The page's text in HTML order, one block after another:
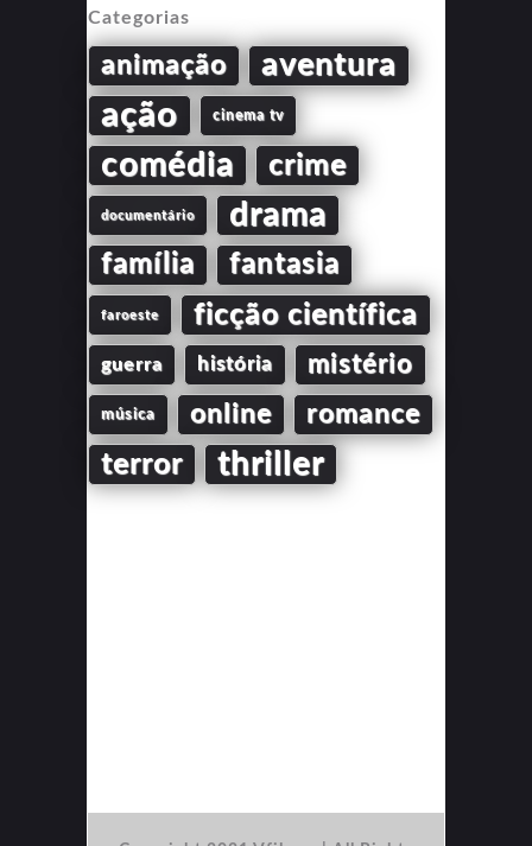
Categorias
animação aventura
ação cinema tv
comédia crime
documentário drama
família fantasia
faroeste ficção científica
guerra história mistério
música online romance
terror thriller